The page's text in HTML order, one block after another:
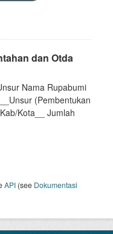
dan Otda
Nama Rupabumi
(Pembentukan
Kota__ Jumlah
API (see Dokumentasi